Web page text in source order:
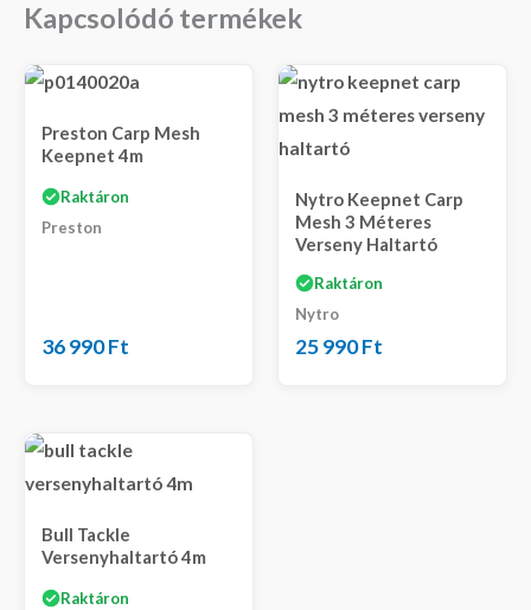
Kapcsolódó termékek
Preston Carp Mesh
Keepnet 4m
Raktáron
Preston
36 990Ft
Nytro Keepnet Carp
Mesh 3 Méteres
Verseny Haltartó
Raktáron
Nytro
25 990Ft
Bull Tackle
Versenyhaltartó 4m
Raktáron